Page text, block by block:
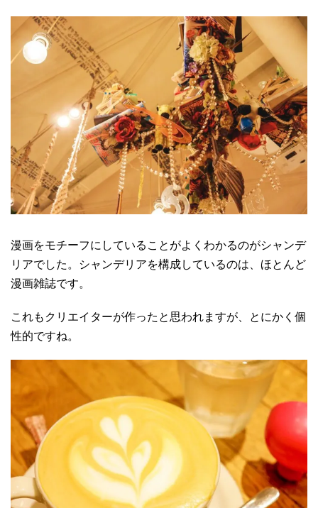
漫画をモチーフにしていることがよくわかるのがシャンデ
リアでした。シャンデリアを構成しているのは、ほとんど
漫画雑誌です。
これもクリエイターが作ったと思われますが、とにかく個
性的ですね。